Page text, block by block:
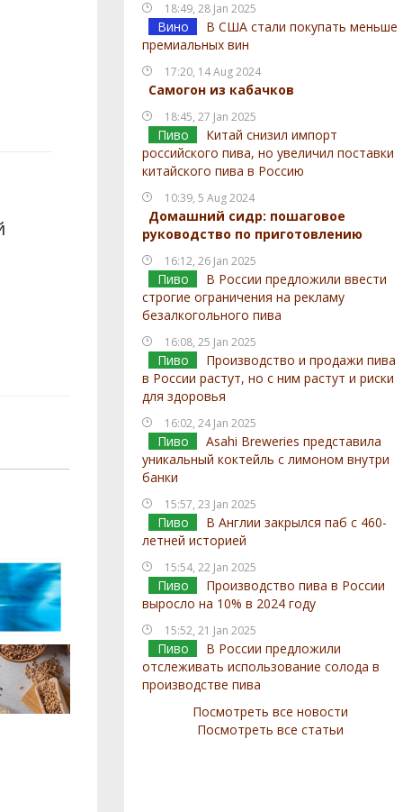
18:49, 28 Jan 2025
Вино
В США стали покупать меньше
премиальных вин
17:20, 14 Aug 2024
Самогон из кабачков
18:45, 27 Jan 2025
Пиво
Китай снизил импорт
российского пива, но увеличил поставки
китайского пива в Россию
10:39, 5 Aug 2024
Домашний сидр: пошаговое
руководство по приготовлению
16:12, 26 Jan 2025
Пиво
В России предложили ввести
строгие ограничения на рекламу
безалкогольного пива
16:08, 25 Jan 2025
Пиво
Производство и продажи пива
в России растут, но с ним растут и риски
для здоровья
16:02, 24 Jan 2025
Пиво
Asahi Breweries представила
уникальный коктейль с лимоном внутри
банки
15:57, 23 Jan 2025
Пиво
В Англии закрылся паб с 460-
летней историей
15:54, 22 Jan 2025
Пиво
Производство пива в России
выросло на 10% в 2024 году
15:52, 21 Jan 2025
Пиво
В России предложили
отслеживать использование солода в
производстве пива
Посмотреть все новости
Посмотреть все статьи